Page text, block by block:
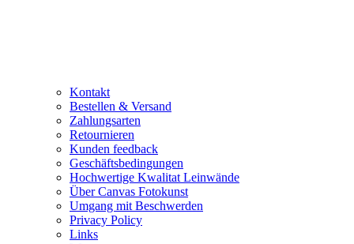
Kontakt
Bestellen & Versand
Zahlungsarten
Retournieren
Kunden feedback
Geschäftsbedingungen
Hochwertige Kwalitat Leinwände
Über Canvas Fotokunst
Umgang mit Beschwerden
Privacy Policy
Links